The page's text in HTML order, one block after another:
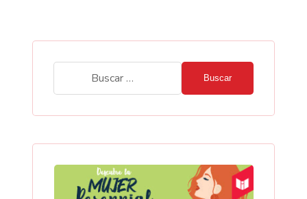
Buscar